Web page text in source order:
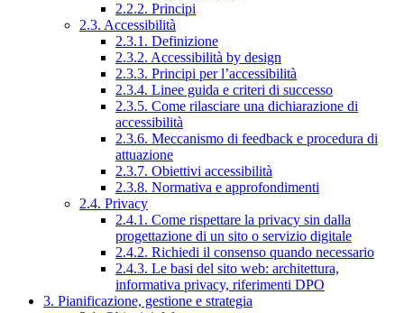
2.2.2. Principi
2.3. Accessibilità
2.3.1. Definizione
2.3.2. Accessibilità by design
2.3.3. Principi per l’accessibilità
2.3.4. Linee guida e criteri di successo
2.3.5. Come rilasciare una dichiarazione di
accessibilità
2.3.6. Meccanismo di feedback e procedura di
attuazione
2.3.7. Obiettivi accessibilità
2.3.8. Normativa e approfondimenti
2.4. Privacy
2.4.1. Come rispettare la privacy sin dalla
progettazione di un sito o servizio digitale
2.4.2. Richiedi il consenso quando necessario
2.4.3. Le basi del sito web: architettura,
informativa privacy, riferimenti DPO
3. Pianificazione, gestione e strategia